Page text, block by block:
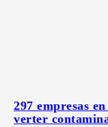
297 empresas
verter